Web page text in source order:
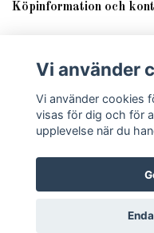
Köpinformation och
Sociala medier
© 2026
Vi använder
Vi använder cookies
visas för dig och för
upplevelse när du